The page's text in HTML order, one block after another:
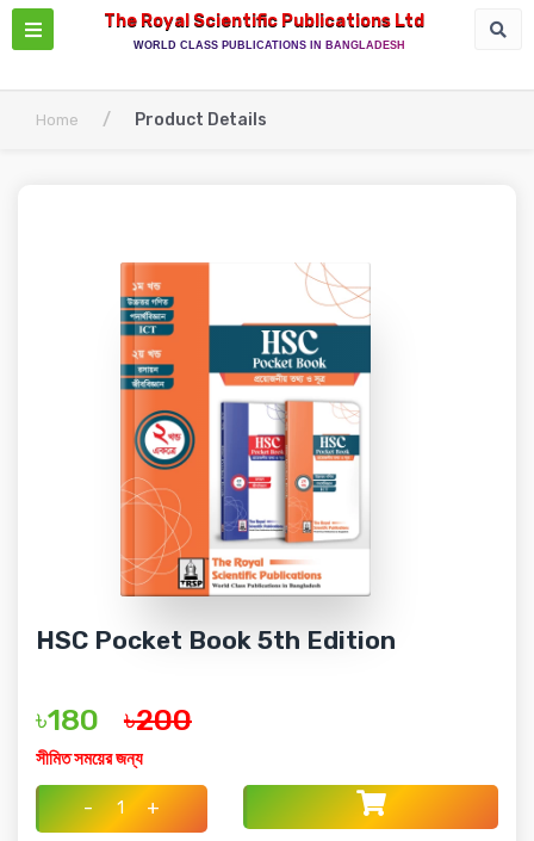
The Royal Scientific Publications Ltd
WORLD CLASS PUBLICATIONS IN BANGLADESH
Home / Product Details
HSC Pocket Book 5th Edition
৳180 ৳200
সীমিত সময়ের জন্য
- +